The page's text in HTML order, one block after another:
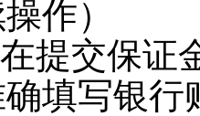
作）
提交保证
填写银